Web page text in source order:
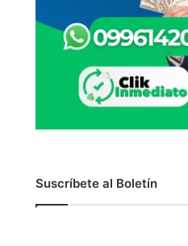
Suscríbete al Boletín